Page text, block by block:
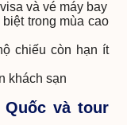
và vé máy bay
trong mùa cao
chiếu còn hạn ít
khách sạn
và tour